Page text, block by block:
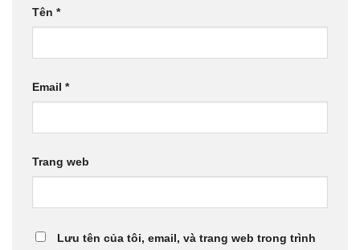
Tên *
Email *
Trang web
Lưu tên của tôi, email, và trang web trong trình